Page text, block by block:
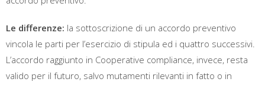
Le differenze: la sottoscrizione di un accordo preventivo
vincola le parti per l’esercizio di stipula ed i quattro successivi.
L’accordo raggiunto in Cooperative compliance, invece, resta
valido per il futuro, salvo mutamenti rilevanti in fatto o in